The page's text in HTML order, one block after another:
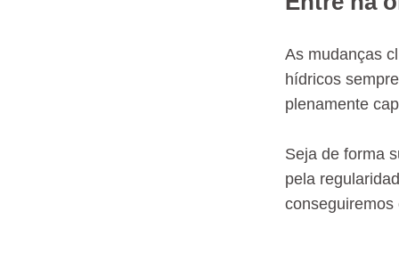
As mudanças
hídricos
plenamente
Seja de forma
pela